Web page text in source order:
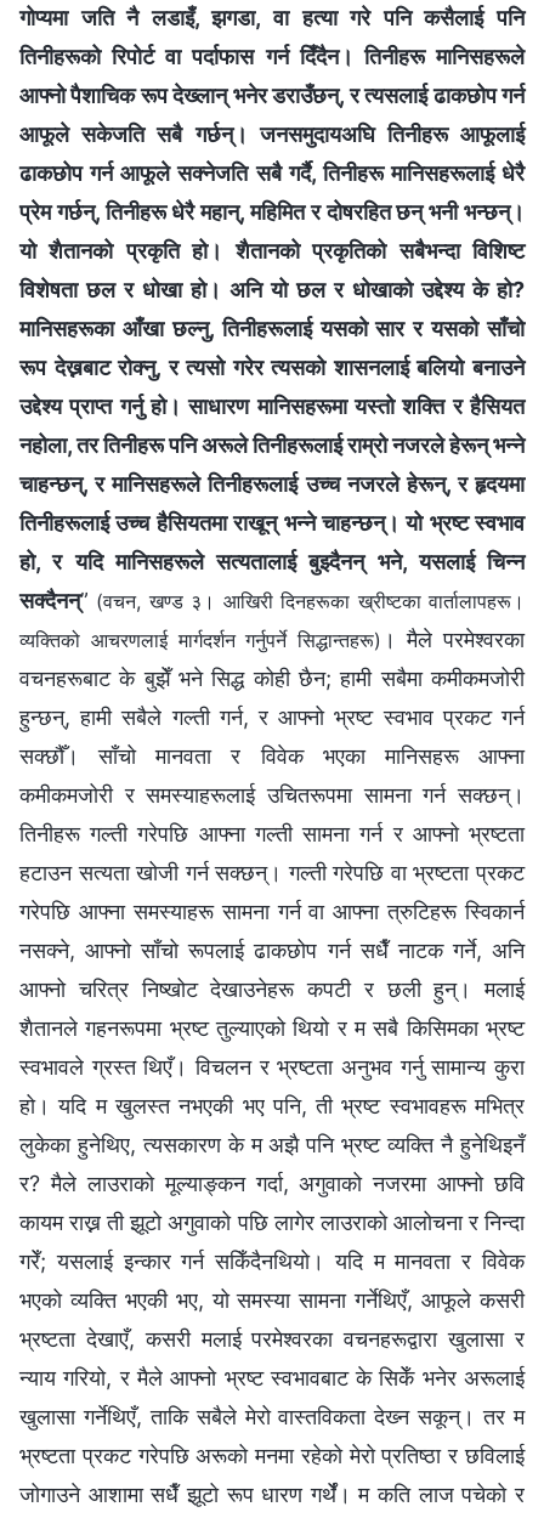
गोप्यमा जति नै लडाइँ, झगडा, वा हत्या गरे पनि कसैलाई पनि
तिनीहरूको रिपोर्ट वा पर्दाफास गर्न दिँदैन। तिनीहरू मानिसहरूले
आफ्नो पैशाचिक रूप देख्लान् भनेर डराउँछन्, र त्यसलाई ढाकछोप गर्न
आफूले सकेजति सबै गर्छन्। जनसमुदायअघि तिनीहरू आफूलाई
ढाकछोप गर्न आफूले सक्नेजति सबै गर्दै, तिनीहरू मानिसहरूलाई धेरै
प्रेम गर्छन्, तिनीहरू धेरै महान्, महिमित र दोषरहित छन् भनी भन्छन्।
यो शैतानको प्रकृति हो। शैतानको प्रकृतिको सबैभन्दा विशिष्ट
विशेषता छल र धोखा हो। अनि यो छल र धोखाको उद्देश्य के हो?
मानिसहरूका आँखा छल्नु, तिनीहरूलाई यसको सार र यसको साँचो
रूप देख्नबाट रोक्नु, र त्यसो गरेर त्यसको शासनलाई बलियो बनाउने
उद्देश्य प्राप्त गर्नु हो। साधारण मानिसहरूमा यस्तो शक्ति र हैसियत
नहोला, तर तिनीहरू पनि अरूले तिनीहरूलाई राम्रो नजरले हेरून् भन्‍ने
चाहन्छन्, र मानिसहरूले तिनीहरूलाई उच्च नजरले हेरून्, र हृदयमा
तिनीहरूलाई उच्च हैसियतमा राखून् भन्‍ने चाहन्छन्। यो भ्रष्ट स्वभाव
हो, र यदि मानिसहरूले सत्यतालाई बुझ्दैनन् भने, यसलाई चिन्न
सक्दैनन्” (वचन, खण्ड ३। आखिरी दिनहरूका ख्रीष्टका वार्तालापहरू।
व्यक्तिको आचरणलाई मार्गदर्शन गर्नुपर्ने सिद्धान्तहरू) । मैले परमेश्‍वरका
वचनहरूबाट के बुझेँ भने सिद्ध कोही छैन; हामी सबैमा कमीकमजोरी
हुन्छन्, हामी सबैले गल्ती गर्न, र आफ्‍नो भ्रष्ट स्वभाव प्रकट गर्न
सक्छौँ। साँचो मानवता र विवेक भएका मानिसहरू आफ्‍ना
कमीकमजोरी र समस्याहरूलाई उचितरूपमा सामना गर्न सक्छन्।
तिनीहरू गल्ती गरेपछि आफ्‍ना गल्ती सामना गर्न र आफ्‍नो भ्रष्टता
हटाउन सत्यता खोजी गर्न सक्छन्। गल्ती गरेपछि वा भ्रष्टता प्रकट
गरेपछि आफ्‍ना समस्याहरू सामना गर्न वा आफ्‍ना त्रुटिहरू स्विकार्न
नसक्‍ने, आफ्‍नो साँचो रूपलाई ढाकछोप गर्न सधैँ नाटक गर्ने, अनि
आफ्‍नो चरित्र निष्खोट देखाउनेहरू कपटी र छली हुन्। मलाई
शैतानले गहनरूपमा भ्रष्ट तुल्याएको थियो र म सबै किसिमका भ्रष्ट
स्वभावले ग्रस्त थिएँ। विचलन र भ्रष्टता अनुभव गर्नु सामान्य कुरा
हो। यदि म खुलस्त नभएकी भए पनि, ती भ्रष्ट स्वभावहरू मभित्र
लुकेका हुनेथिए, त्यसकारण के म अझै पनि भ्रष्ट व्यक्ति नै हुनेथिइनँ
र? मैले लाउराको मूल्याङ्कन गर्दा, अगुवाको नजरमा आफ्‍नो छवि
कायम राख्न ती झूटो अगुवाको पछि लागेर लाउराको आलोचना र निन्दा
गरेँ; यसलाई इन्कार गर्न सकिँदैनथियो। यदि म मानवता र विवेक
भएको व्यक्ति भएकी भए, यो समस्या सामना गर्नेथिएँ, आफूले कसरी
भ्रष्टता देखाएँ, कसरी मलाई परमेश्‍वरका वचनहरूद्वारा खुलासा र
न्याय गरियो, र मैले आफ्‍नो भ्रष्ट स्वभावबाट के सिकेँ भनेर अरूलाई
खुलासा गर्नेथिएँ, ताकि सबैले मेरो वास्तविकता देख्‍न सकून्। तर म
भ्रष्टता प्रकट गरेपछि अरूको मनमा रहेको मेरो प्रतिष्ठा र छविलाई
जोगाउने आशामा सधैँ झूटो रूप धारण गर्थेँ। म कति लाज पचेको र